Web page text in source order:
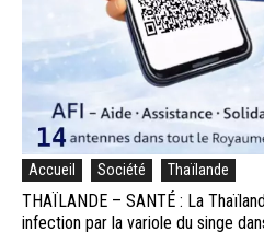
Accueil Société Thaïlande
THAÏLANDE – SANTÉ : La
infection par la variole du singe